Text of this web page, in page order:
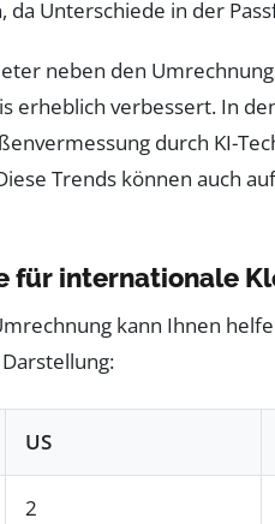
da Unterschiede in der
neben den
erheblich verbessert. In
durch KI-
Trends können auch
für internationale
kann Ihnen
US
2